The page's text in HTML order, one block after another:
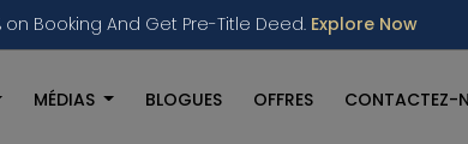
on Booking And Get Pre-Title Deed. Explore Now
MÉDIAS BLOGUES OFFRES CONTACTEZ-